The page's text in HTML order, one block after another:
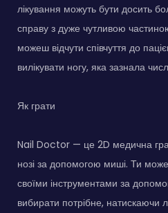
лікування можуть бути досить
справу з дуже чутливою
можеш відчути співчуття до
вилікувати ногу, яка зазнала
Як грати
Nail Doctor — це 2D медична гра
нозі за допомогою миші. Ти
своїми інструментами за
вибирати потрібне, натискаючи